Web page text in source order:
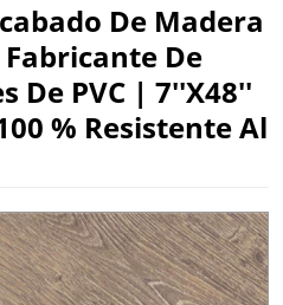
De Madera
Fabricante De
De PVC | 7''x48''
% Resistente Al